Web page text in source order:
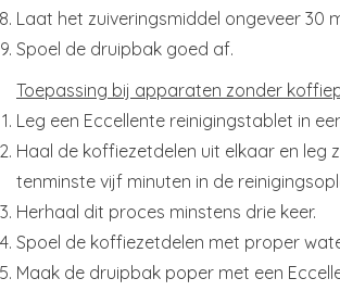
Laat het zuiveringsmiddel ongeveer 30
Spoel de druipbak goed af.
Toepassing bij apparaten zonder
Leg een Eccellente reinigingstablet in
Haal de koffiezetdelen uit elkaar en leg
tenminste vijf minuten in de
Herhaal dit proces minstens drie keer.
Spoel de koffiezetdelen met proper
Maak de druipbak poper met een